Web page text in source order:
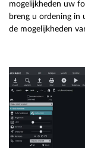
mogelijkheden uw
breng u ordening in
de mogelijkheden